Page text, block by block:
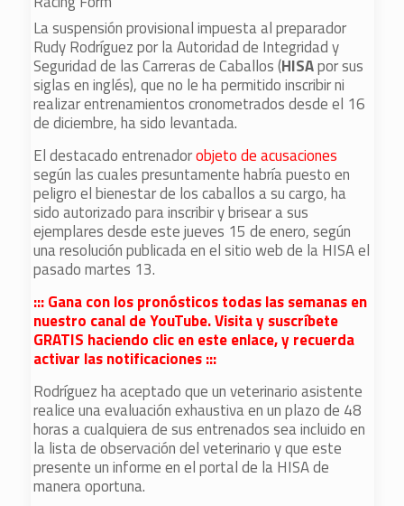
La suspensión provisional impuesta al preparador
Rudy Rodríguez por la Autoridad de Integridad y
Seguridad de las Carreras de Caballos (HISApor sus
siglas en inglés), que no le ha permitido inscribir ni
realizar entrenamientos cronometrados desde el 16
de diciembre, ha sido levantada.
El destacado entrenadorobjeto de acusaciones
según las cuales presuntamente habría puesto en
peligro el bienestar de los caballos a su cargo, ha
sido autorizado para inscribir y brisear a sus
ejemplares desde este jueves 15 de enero, según
una resolución publicada en el sitio web de la HISA el
pasado martes 13.
::: Gana con los pronósticos todas las semanas en
nuestro canal de YouTube. Visita y suscríbete
GRATIS haciendo clic en este enlace, y recuerda
activar las notificaciones :::
Rodríguez ha aceptado que un veterinario asistente
realice una evaluación exhaustiva en un plazo de 48
horas a cualquiera de sus entrenados sea incluido en
la lista de observación del veterinario y que este
presente un informe en el portal de la HISA de
manera oportuna.